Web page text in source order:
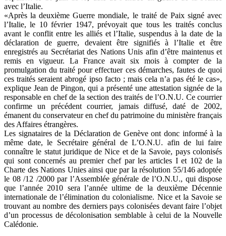
avec l’Italie.
«Après la deuxième Guerre mondiale, le traité de Paix signé avec
l’Italie, le 10 février 1947, prévoyait que tous les traités conclus
avant le conflit entre les alliés et l’Italie, suspendus à la date de la
déclaration de guerre, devaient être signifiés à l’Italie et être
enregistrés au Secrétariat des Nations Unis afin d’être maintenus et
remis en vigueur. La France avait six mois à compter de la
promulgation du traité pour effectuer ces démarches, fautes de quoi
ces traités seraient abrogé ipso facto ; mais cela n’a pas été le cas»,
explique Jean de Pingon, qui a présenté une attestation signée de la
responsable en chef de la section des traités de l’O.N.U. Ce courrier
confirme un précédent courrier, jamais diffusé, daté de 2002,
émanent du conservateur en chef du patrimoine du ministère français
des Affaires étrangères.
Les signataires de la Déclaration de Genève ont donc informé à la
même date, le Secrétaire général de L’O.N.U. afin de lui faire
connaître le statut juridique de Nice et de la Savoie, pays colonisés
qui sont concernés au premier chef par les articles I et 102 de la
Charte des Nations Unies ainsi que par la résolution 55/146 adoptée
le 08 /12 /2000 par l’Assemblée générale de l’O.N.U., qui dispose
que l’année 2010 sera l’année ultime de la deuxième Décennie
internationale de l’élimination du colonialisme. Nice et la Savoie se
trouvant au nombre des derniers pays colonisées devant faire l’objet
d’un processus de décolonisation semblable à celui de la Nouvelle
Calédonie.